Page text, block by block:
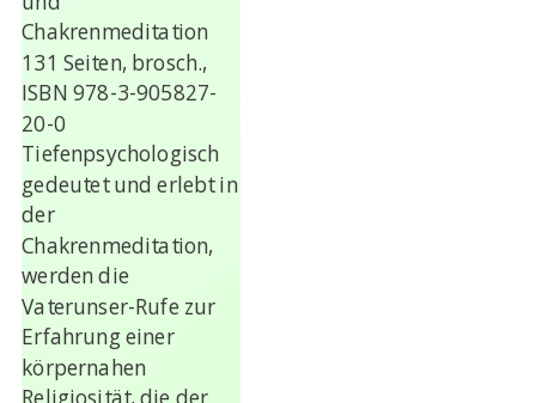
Chakrenmeditation
131 Seiten, brosch.,
ISBN 978-3-905827-
20-0
Tiefenpsychologisch
gedeutet und erlebt in
der
Chakrenmeditation,
werden die
Vaterunser-Rufe zur
Erfahrung einer
körpernahen